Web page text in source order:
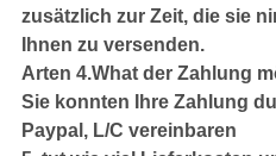
zusätzlich zur Zeit, die sie
Ihnen zu versenden.
Arten 4.What der Zahlung
Sie konnten Ihre Zahlung
Paypal, L/C vereinbaren